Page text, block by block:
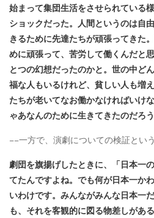
始まって集団生活をさせられている
ショックだった。人間というのは自
きるために先達たちが頑張ってきた
めに頑張って、苦労して働くんだと
とつの幻想だったのかと。世の中ど
福な人もいるけれど、貧しい人も増
たちが老いてなお働かなければいけ
ゃあなんのために生きてきたのだろ
−−一方で、演劇についての検証とい
劇団を旗揚げしたときに、「日本一
てたんですよね。でも何が日本一か
いわけです。みんながみんな日本一
も、それを客観的に図る物差しがあ